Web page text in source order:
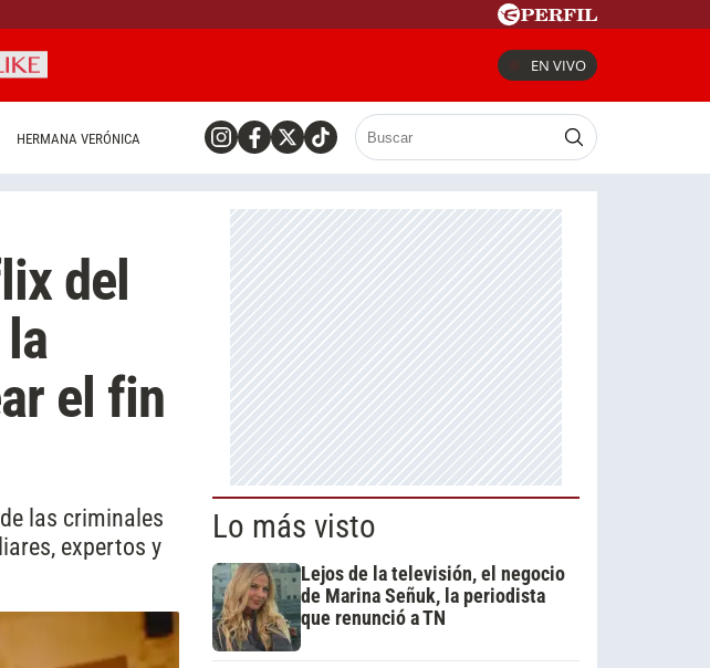
EN VIVO
HERMANA VERÓNICA
del
el fin
las criminales
expertos y
Lo más visto
Lejos de la televisión, el negocio
de Marina Señuk, la periodista
que renunció a TN